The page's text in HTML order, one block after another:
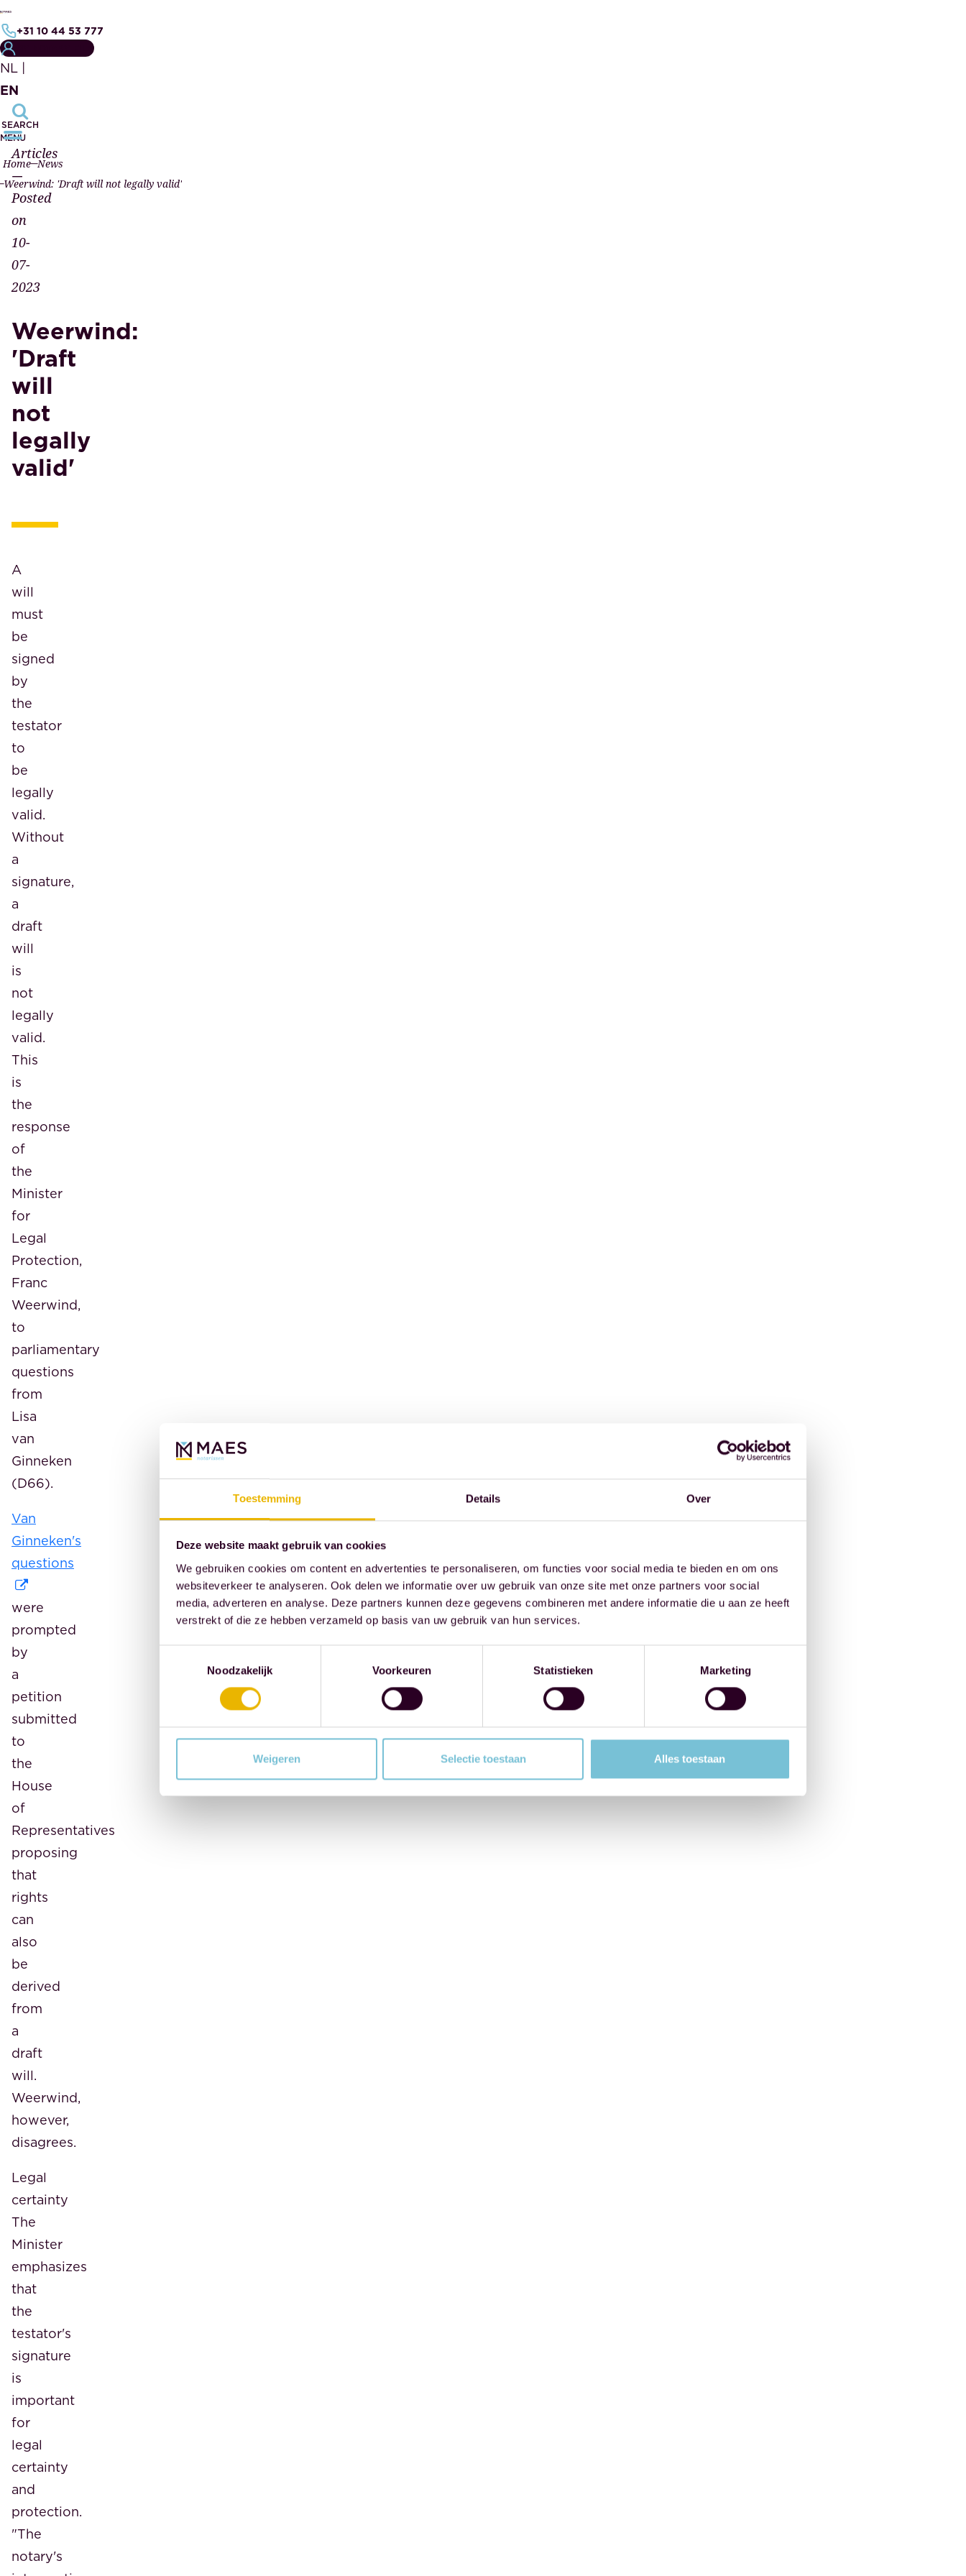
Toestemming Details Over
Deze website maakt gebruik van cookies
We gebruiken cookies om content en advertenties te personaliseren, om functies voor social media te bieden en om ons
websiteverkeer te analyseren. Ook delen we informatie over uw gebruik van onze site met onze partners voor social
media, adverteren en analyse. Deze partners kunnen deze gegevens combineren met andere informatie die u aan ze heeft
verstrekt of die ze hebben verzameld op basis van uw gebruik van hun services.
Noodzakelijk
Voorkeuren Statistieken Marketing
Weigeren Selectie toestaan Alles toestaan
+31 10 44 53 777
NL |
EN
SEARCH
MENU
Home News
Weerwind: 'Draft will not legally valid'
Articles
—
Posted
on
10-
07-
2023
Weerwind:
'Draft
will
not
legally
valid'
A
will
must
be
signed
by
the
testator
to
be
legally
valid.
Without
a
signature,
a
draft
will
is
not
legally
valid.
This
is
the
response
of
the
Minister
for
Legal
Protection,
Franc
Weerwind,
to
parliamentary
questions
from
Lisa
van
Ginneken
(D66).
Van
Ginneken's
questions
were
prompted
by
a
petition
submitted
to
the
House
of
Representatives
proposing
that
rights
can
also
be
derived
from
a
draft
will.
Weerwind,
however,
disagrees.
Legal
certainty
The
Minister
emphasizes
that
the
testator's
signature
is
important
for
legal
certainty
and
protection.
"The
notary's